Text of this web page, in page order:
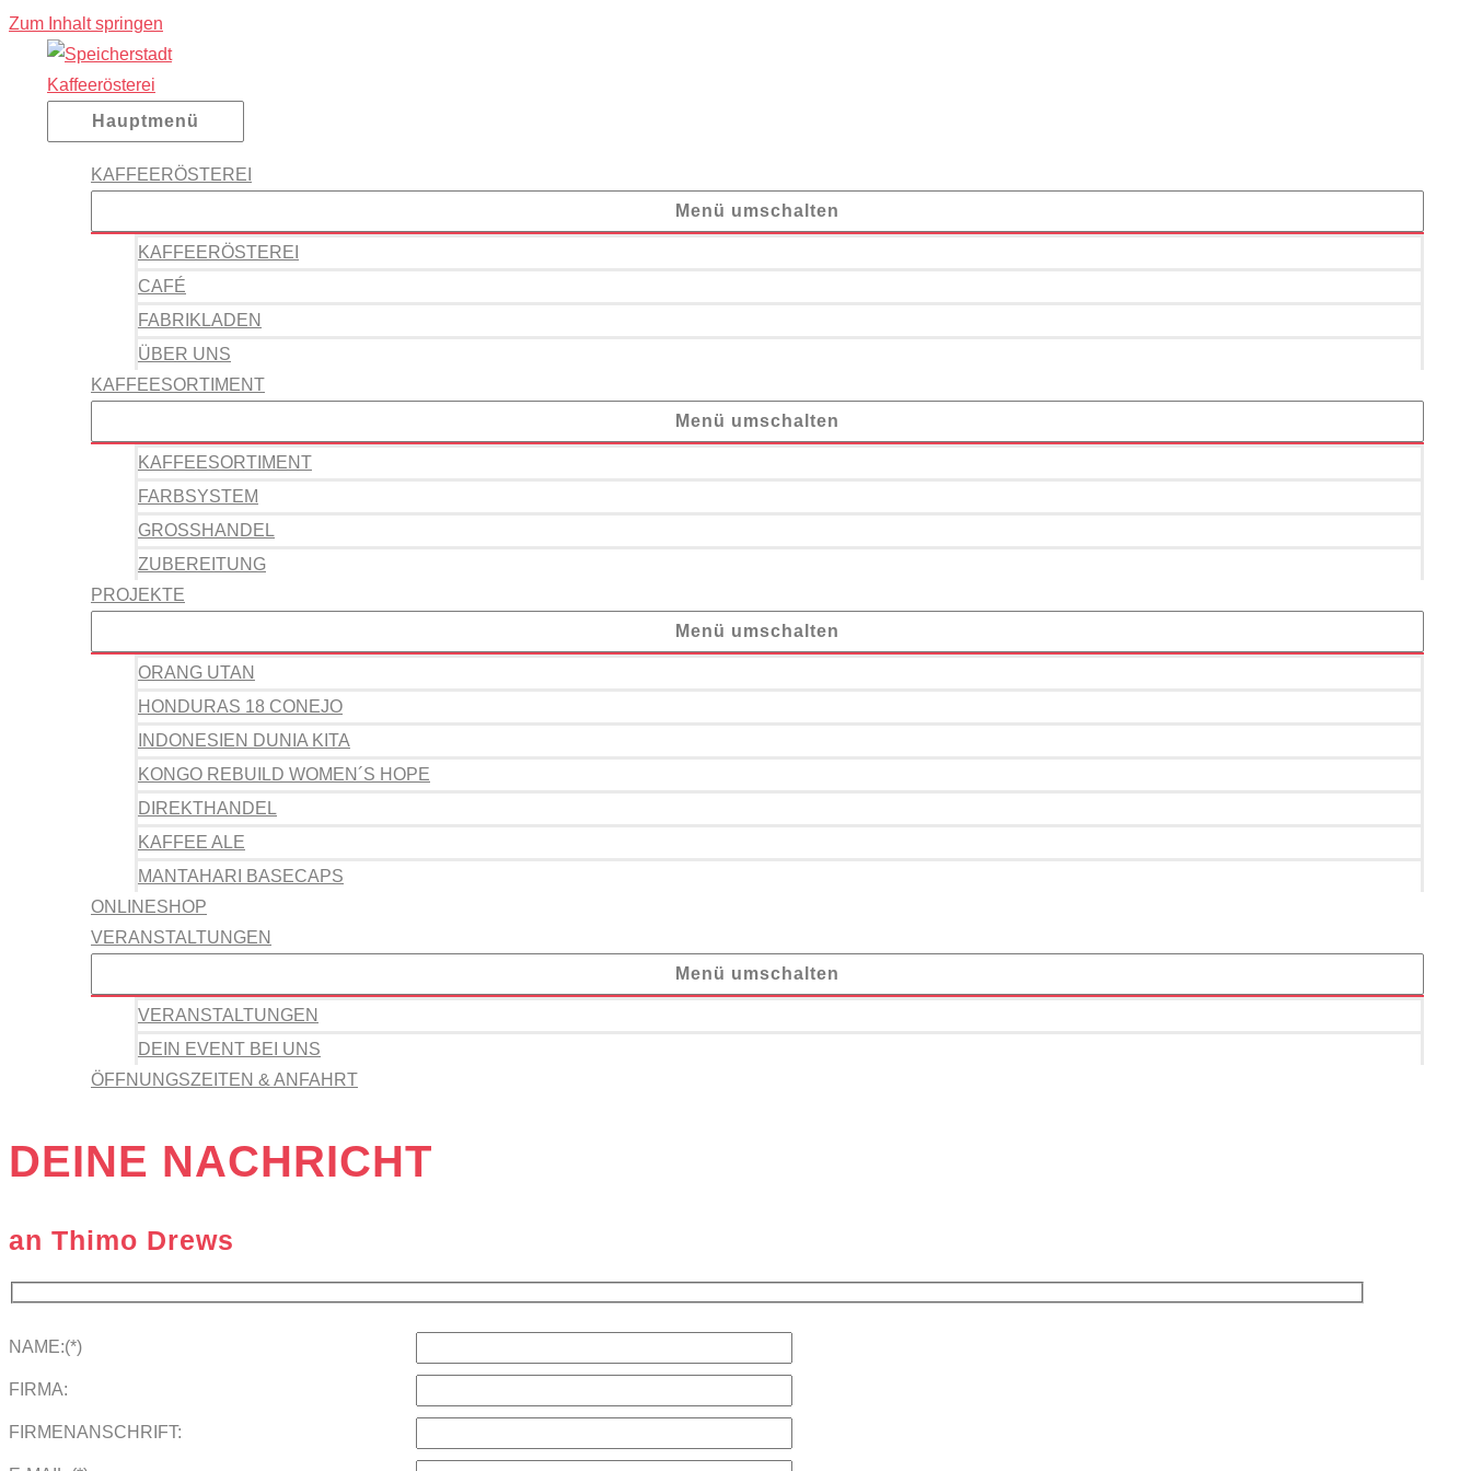
Zum Inhalt springen
Hauptmenü
KAFFEERÖSTEREI
Menü umschalten
KAFFEERÖSTEREI
CAFÉ
FABRIKLADEN
ÜBER UNS
KAFFEESORTIMENT
Menü umschalten
KAFFEESORTIMENT
FARBSYSTEM
GROSSHANDEL
ZUBEREITUNG
PROJEKTE
Menü umschalten
ORANG UTAN
HONDURAS 18 CONEJO
INDONESIEN DUNIA KITA
KONGO REBUILD WOMEN´S HOPE
DIREKTHANDEL
KAFFEE ALE
MANTAHARI BASECAPS
ONLINESHOP
VERANSTALTUNGEN
Menü umschalten
VERANSTALTUNGEN
DEIN EVENT BEI UNS
ÖFFNUNGSZEITEN & ANFAHRT
DEINE NACHRICHT
an Thimo Drews
NAME:(*)
FIRMA:
FIRMENANSCHRIFT: